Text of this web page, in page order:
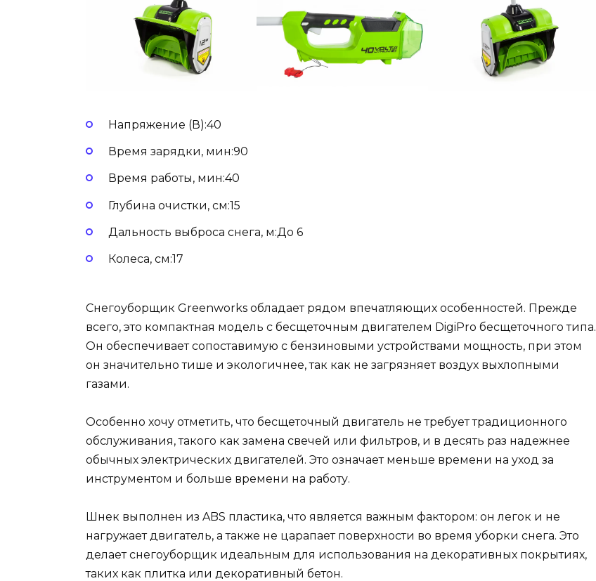
Напряжение (В):40
Время зарядки, мин:90
Время работы, мин:40
Глубина очистки, см:15
Дальность выброса снега, м:До 6
Колеса, см:17
Снегоуборщик Greenworks обладает рядом впечатляющих особенностей. Прежде
всего, это компактная модель с бесщеточным двигателем DigiPro бесщеточного типа.
Он обеспечивает сопоставимую с бензиновыми устройствами мощность, при этом
он значительно тише и экологичнее, так как не загрязняет воздух выхлопными
газами.
Особенно хочу отметить, что бесщеточный двигатель не требует традиционного
обслуживания, такого как замена свечей или фильтров, и в десять раз надежнее
обычных электрических двигателей. Это означает меньше времени на уход за
инструментом и больше времени на работу.
Шнек выполнен из ABS пластика, что является важным фактором: он легок и не
нагружает двигатель, а также не царапает поверхности во время уборки снега. Это
делает снегоуборщик идеальным для использования на декоративных покрытиях,
таких как плитка или декоративный бетон.